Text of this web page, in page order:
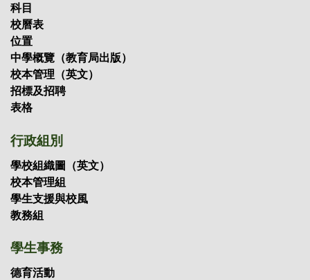
科目
校曆表
位置
中學概覽（教育局出版）
校本管理（英文）
招標及招聘
表格
行政組別
學校組織圖（英文）
校本管理組
學生支援與校風
教務組
學生事務
德育活動